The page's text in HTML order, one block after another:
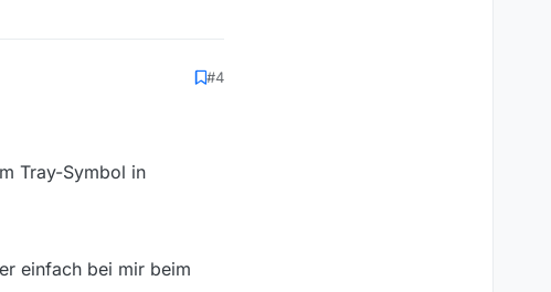
#4
Tray-Symbol in
einfach bei mir beim